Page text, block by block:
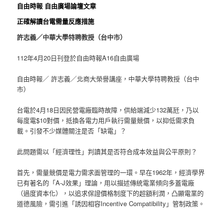
自由時報 自由廣場論壇文章
正確解讀台電需量反應措施
許志義／中華大學特聘教授（台中市）
112年4月20日刊登於自由時報A16自由廣場
自由時報／ 許志義／北商大榮譽講座，中華大學特聘教授（台中
市）
台電於4月18日因民營電廠臨時故障，供給端減少132萬瓩，乃以
每度電$10對價，抵換各電力用戶執行需量競價，以抑低需求負
載。引發不少媒體關注是否「缺電」？
此問題需以「經濟理性」判讀其是否符合成本效益與公平原則？
首先，需量競價是電力需求面管理的一環。早在1962年，經濟學界
已有著名的「A-J效果」理論，用以描述傳統電業傾向多蓋電廠
（過度資本化），以追求保證價格制度下的超額利潤，凸顯電業的
道德風險，需引進「誘因相容Incentive Compatibility」管制政策。